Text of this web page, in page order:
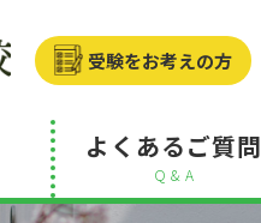
受験をお考えの方
よくあるご質問
Q & A